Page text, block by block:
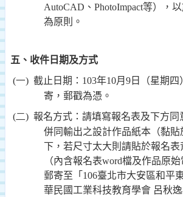
AutoCAD 、PhotoImpact等），
為原則。
五、收件日期及方式
(一) 截止日期： 103年10月 9 日（星期
寄，郵戳為憑。
(二) 報名方式：請填寫報名表及下方同
併同輸出之設計作品紙本（黏貼
下，若尺寸太大則請貼於報名表
（內含報名表word檔及作品原
郵寄至「 106臺北市大安區和平
華民國工業科技教育學會 呂秋